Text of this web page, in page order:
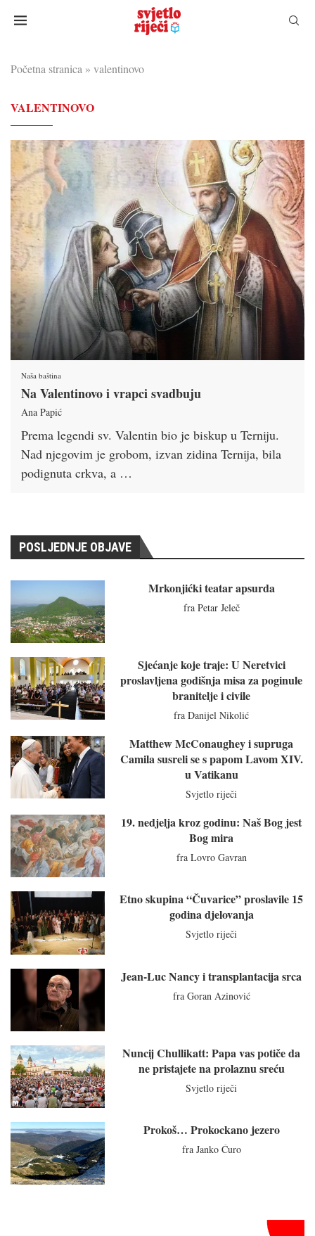
Početna stranica » valentinovo
VALENTINOVO
Naša baština
Na Valentinovo i vrapci svadbuju
Ana Papić
Prema legendi sv. Valentin bio je biskup u Terniju.
Nad njegovim je grobom, izvan zidina Ternija, bila
podignuta crkva, a …
POSLJEDNJE OBJAVE
Mrkonjićki teatar apsurda
fra Petar Jeleč
Sjećanje koje traje: U Neretvici
proslavljena godišnja misa za poginule
branitelje i civile
fra Danijel Nikolić
Matthew McConaughey i supruga
Camila susreli se s papom Lavom XIV.
u Vatikanu
Svjetlo riječi
19. nedjelja kroz godinu: Naš Bog jest
Bog mira
fra Lovro Gavran
Etno skupina “Čuvarice” proslavile 15
godina djelovanja
Svjetlo riječi
Jean-Luc Nancy i transplantacija srca
fra Goran Azinović
Nuncij Chullikatt: Papa vas potiče da
ne pristajete na prolaznu sreću
Svjetlo riječi
Prokoš… Prokockano jezero
fra Janko Ćuro